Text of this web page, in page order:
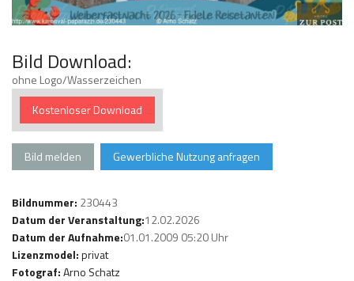
Bild Download:
ohne Logo/Wasserzeichen
Kostenloser Download
Bild melden Gewerbliche Nutzung anfragen
Bildnummer: 230443
Datum der Veranstaltung:12.02.2026
Datum der Aufnahme:01.01.2009 05:20 Uhr
Lizenzmodel:privat
Fotograf:Arno Schatz